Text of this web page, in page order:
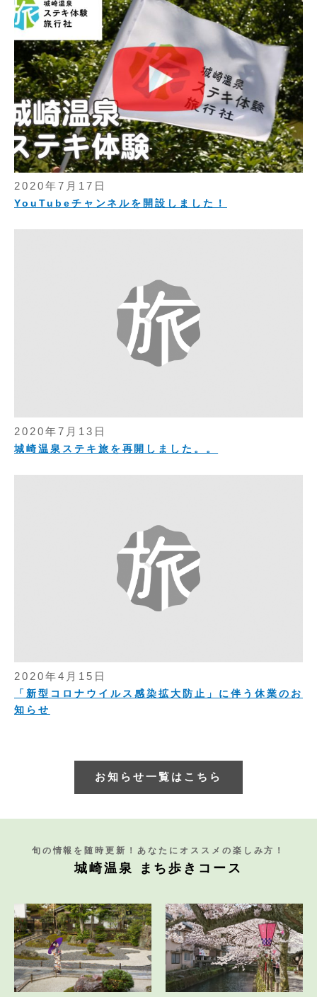
2020年7月17日
YouTubeチャンネルを開設しました！
2020年7月13日
城崎温泉ステキ旅を再開しました。。
2020年4月15日
「新型コロナウイルス感染拡大防止」に伴う休業のお
知らせ
お知らせ一覧はこちら
旬の情報を随時更新！あなたにオススメの楽しみ方！
城崎温泉 まち歩きコース